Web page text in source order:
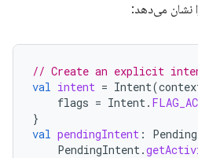
نشان می‌دهد:
// Create an explicit
val intent = Intent(
flags = Intent.
}
val pendingIntent :
PendingIntent.